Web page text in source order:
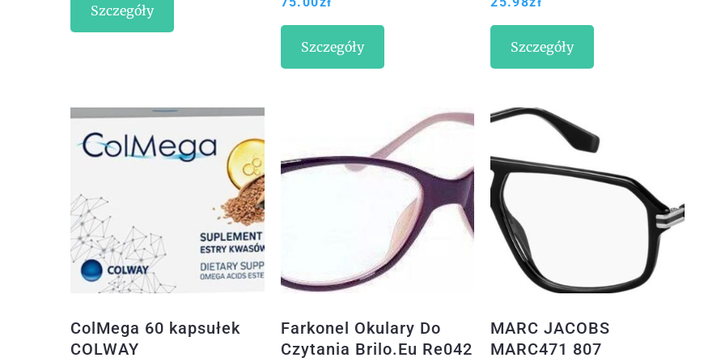
2015 EAN:
9788328701748
Szczegóły
Szczegóły Szczegóły
ColMega 60 kapsułek
COLWAY
Farkonel Okulary Do
Czytania Brilo.Eu Re042
MARC JACOBS
MARC471 807